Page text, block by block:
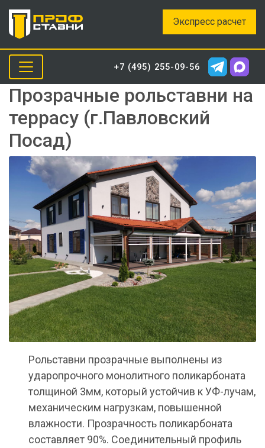
Экспресс расчет
+7 (495) 255-09-56
Прозрачные рольставни на
террасу (г.Павловский
Посад)
Рольставни прозрачные выполнены из
ударопрочного монолитного поликарбоната
толщиной 3мм, который устойчив к УФ-лучам,
механическим нагрузкам, повышенной
влажности. Прозрачность поликарбоната
составляет 90%. Соединительный профиль